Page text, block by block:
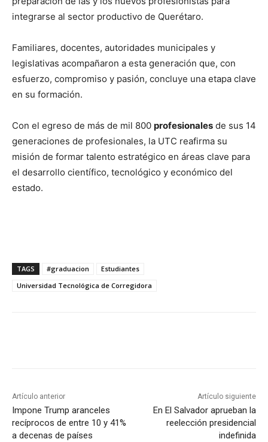
integrarse al sector productivo de Querétaro.
Familiares, docentes, autoridades municipales y
legislativas acompañaron a esta generación que, con
esfuerzo, compromiso y pasión, concluye una etapa clave
en su formación.
Con el egreso de más de mil 800 profesionales de sus 14
generaciones de profesionales, la UTC reafirma su
misión de formar talento estratégico en áreas clave para
el desarrollo científico, tecnológico y económico del
estado.
TAGS #graduacion
Estudiantes
Universidad Tecnológica de Corregidora
Artículo anterior
Impone Trump aranceles
recíprocos de entre 10 y 41%
a decenas de países
Artículo siguiente
En El Salvador aprueban la
reelección presidencial
indefinida